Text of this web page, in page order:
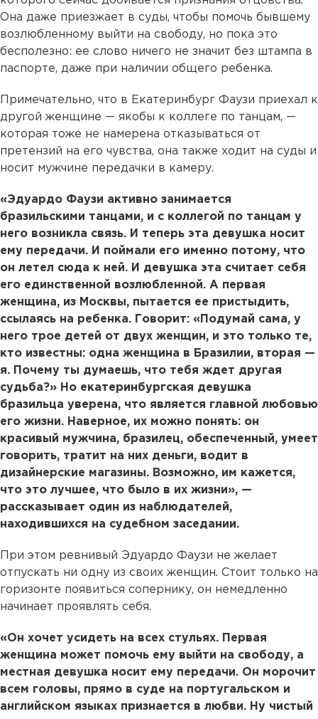
Она даже приезжает в суды, чтобы помочь бывшему
возлюбленному выйти на свободу, но пока это
бесполезно: ее слово ничего не значит без штампа в
паспорте, даже при наличии общего ребенка.
Примечательно, что в Екатеринбург Фаузи приехал к
другой женщине — якобы к коллеге по танцам, —
которая тоже не намерена отказываться от
претензий на его чувства, она также ходит на суды и
носит мужчине передачки в камеру.
«Эдуардо Фаузи активно занимается
бразильскими танцами, и с коллегой по танцам у
него возникла связь. И теперь эта девушка носит
ему передачи. И поймали его именно потому, что
он летел сюда к ней. И девушка эта считает себя
его единственной возлюбленной. А первая
женщина, из Москвы, пытается ее пристыдить,
ссылаясь на ребенка. Говорит: «Подумай сама, у
него трое детей от двух женщин, и это только те,
кто известны: одна женщина в Бразилии, вторая —
я. Почему ты думаешь, что тебя ждет другая
судьба?» Но екатеринбургская девушка
бразильца уверена, что является главной любовью
его жизни. Наверное, их можно понять: он
красивый мужчина, бразилец, обеспеченный, умеет
говорить, тратит на них деньги, водит в
дизайнерские магазины. Возможно, им кажется,
что это лучшее, что было в их жизни», —
рассказывает один из наблюдателей,
находившихся на судебном заседании.
При этом ревнивый Эдуардо Фаузи не желает
отпускать ни одну из своих женщин. Стоит только на
горизонте появиться сопернику, он немедленно
начинает проявлять себя.
«Он хочет усидеть на всех стульях. Первая
женщина может помочь ему выйти на свободу, а
местная девушка носит ему передачи. Он морочит
всем головы, прямо в суде на португальском и
английском языках признается в любви. Ну чистый